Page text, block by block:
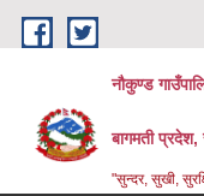
Skip to main content
नौकुण्ड
बागमती
"सुन्दर, सुखी,